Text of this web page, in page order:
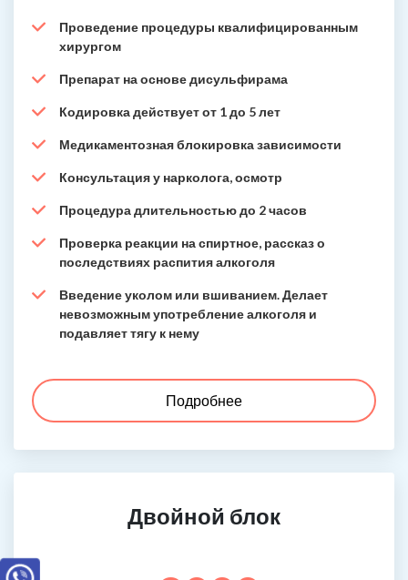
Проведение процедуры квалифицированным
хирургом
Препарат на основе дисульфирама
Кодировка действует от 1 до 5 лет
Медикаментозная блокировка зависимости
Консультация у нарколога, осмотр
Процедура длительностью до 2 часов
Проверка реакции на спиртное, рассказ о
последствиях распития алкоголя
Введение уколом или вшиванием. Делает
невозможным употребление алкоголя и
подавляет тягу к нему
Подробнее
Двойной блок